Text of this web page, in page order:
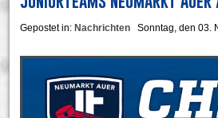
Gepostet in: Nachrichten Sonntag, den 03.